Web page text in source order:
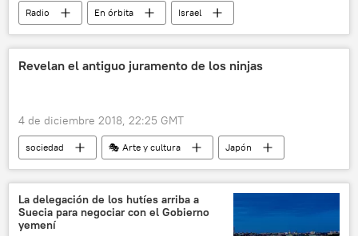
Radio En órbita
Israel
Argentina
Líbano
Edouard Philippe
Galeb Moussa
Gobierno de Francia
gatillo fácil
Revelan el antiguo juramento de los ninjas
4 de diciembre 2018, 22:25 GMT
sociedad 🎭 Arte y cultura
Japón
ninjas
noticias
La delegación de los hutíes arriba a
Suecia para negociar con el Gobierno
yemení